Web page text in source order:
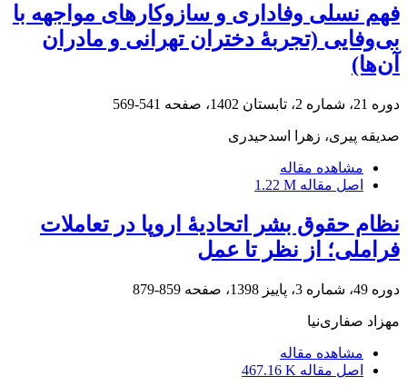
فهم نسلی وفاداری و سازوکارهای مواجهه با
بی‌وفایی (تجربۀ دختران تهرانی و مادران
آن‌ها)
دوره 21، شماره 2، تابستان 1402، صفحه 541-569
صدیقه پیری، زهرا اسدحیدری
مشاهده مقاله
اصل مقاله 1.22 M
نظام حقوق بشر اتحادیۀ اروپا در تعاملات
فراملی؛ از نظر تا عمل
دوره 49، شماره 3، پاییز 1398، صفحه 859-879
مهزاد صفاری‌نیا
مشاهده مقاله
اصل مقاله 467.16 K